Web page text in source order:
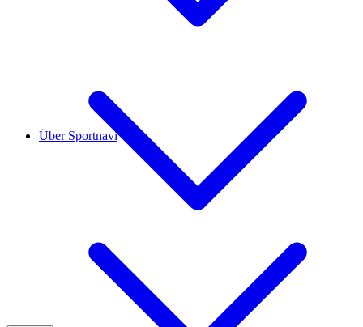
Über Sportnavi